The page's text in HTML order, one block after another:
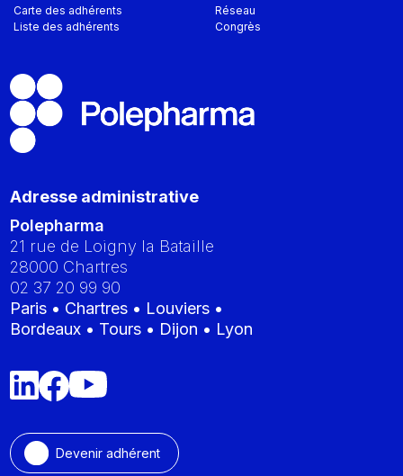
Adresse administrative
Polepharma
21 rue de Loigny la Bataille
28000 Chartres
02 37 20 99 90
Paris • Chartres • Louviers •
Bordeaux • Tours • Dijon • Lyon
Devenir adhérent
Carte des adhérents
Liste des adhérents
Réseau
Congrès